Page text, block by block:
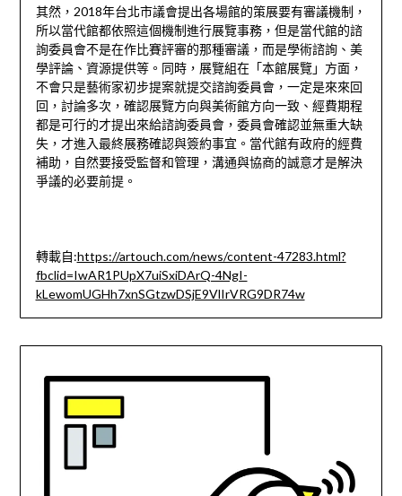
其然，2018年台北市議會提出各場館的策展要有審議機制，
所以當代館都依照這個機制進行展覽事務，但是當代館的諮
詢委員會不是在作比賽評審的那種審議，而是學術諮詢、美
學評論、資源提供等。同時，展覽組在「本館展覽」方面，
不會只是藝術家初步提案就提交諮詢委員會，一定是來來回
回，討論多次，確認展覽方向與美術館方向一致、經費期程
都是可行的才提出來給諮詢委員會，委員會確認並無重大缺
失，才進入最終展務確認與簽約事宜。當代館有政府的經費
補助，自然要接受監督和管理，溝通與協商的誠意才是解決
爭議的必要前提。
轉載自:https://artouch.com/news/content-47283.html?
fbclid=IwAR1PUpX7uiSxiDArQ-4NgI-
kLewomUGHh7xnSGtzwDSjE9VlIrVRG9DR74w